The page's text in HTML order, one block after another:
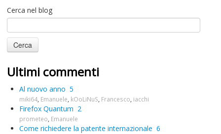
Cerca nel blog
Ultimi commenti
Al nuovo anno 5
miki64, Emanuele, kOoLiNuS, Francesco, iacchi
Firefox Quantum 2
prometeo, Emanuele
Come richiedere la patente internazionale 6